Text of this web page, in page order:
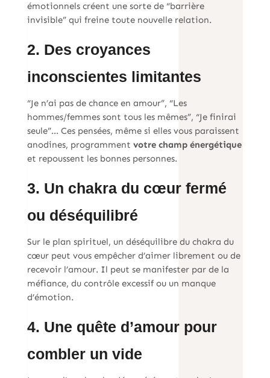
émotionnels créent une sorte de “barrière
invisible” qui freine toute nouvelle relation.
2. Des croyances
inconscientes limitantes
“Je n’ai pas de chance en amour”, “Les
hommes/femmes sont tous les mêmes”, “Je finirai
seule”… Ces pensées, même si elles vous paraissent
anodines, programment votre champ énergétique
et repoussent les bonnes personnes.
3. Un chakra du cœur fermé
ou déséquilibré
Sur le plan spirituel, un déséquilibre du chakra du
cœur peut vous empêcher d’aimer librement ou de
recevoir l’amour. Il peut se manifester par de la
méfiance, du contrôle excessif ou un manque
d’émotion.
4. Une quête d’amour pour
combler un vide